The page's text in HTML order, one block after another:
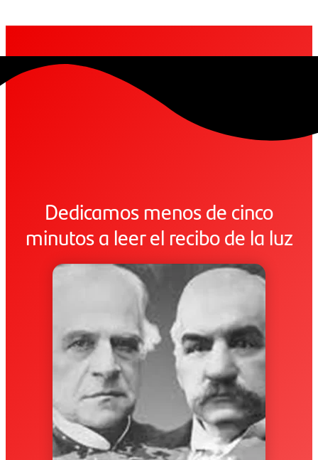
Dedicamos menos de cinco
minutos a leer el recibo de la luz